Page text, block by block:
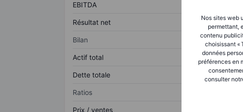
Nos sites web
permettant,
contenu
choisissant «
données
préférences en
consulter
EBITDA
Résultat net
Bilan
Actif total
Dette totale
Ratios
Prix / ventes